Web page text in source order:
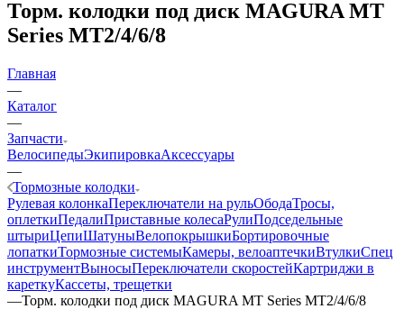
Торм. колодки под диск MAGURA MT
Series MT2/4/6/8
Главная
—
Каталог
—
Запчасти
ВелосипедыЭкипировкаАксессуары
—
Тормозные колодки
Рулевая колонкаПереключатели на рульОбодаТросы,
оплеткиПедалиПриставные колесаРулиПодседельные
штыриЦепиШатуныВелопокрышкиБортировочные
лопаткиТормозные системыКамеры, велоаптечкиВтулкиСпец
инструментВыносыПереключатели скоростейКартриджи в
кареткуКассеты, трещетки
—Торм. колодки под диск MAGURA MT Series MT2/4/6/8